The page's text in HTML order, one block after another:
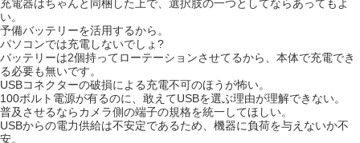
充電器はちゃんと同梱した上で、選択肢の一つとしてならあってもよ
い。
予備バッテリーを活用するから。
パソコンでは充電しないでしょ?
バッテリーは2個持ってローテーションさせてるから、本体で充電でき
る必要も無いです。
USBコネクターの破損による充電不可のほうが怖い。
100ボルト電源が有るのに、敢えてUSBを選ぶ理由が理解できない。
普及させるならカメラ側の端子の規格を統一してほしい。
USBからの電力供給は不安定であるため、機器に負荷を与えないか不
安。